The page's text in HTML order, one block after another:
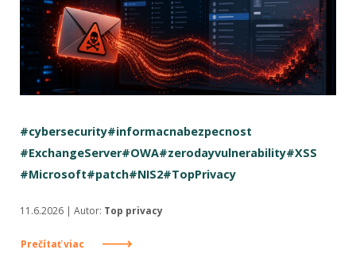
#cybersecurity#informacnabezpecnost
#ExchangeServer#OWA#zerodayvulnerability#XSS
#Microsoft#patch#NIS2#TopPrivacy
11.6.2026 | Autor: Top privacy
Prečítať viac